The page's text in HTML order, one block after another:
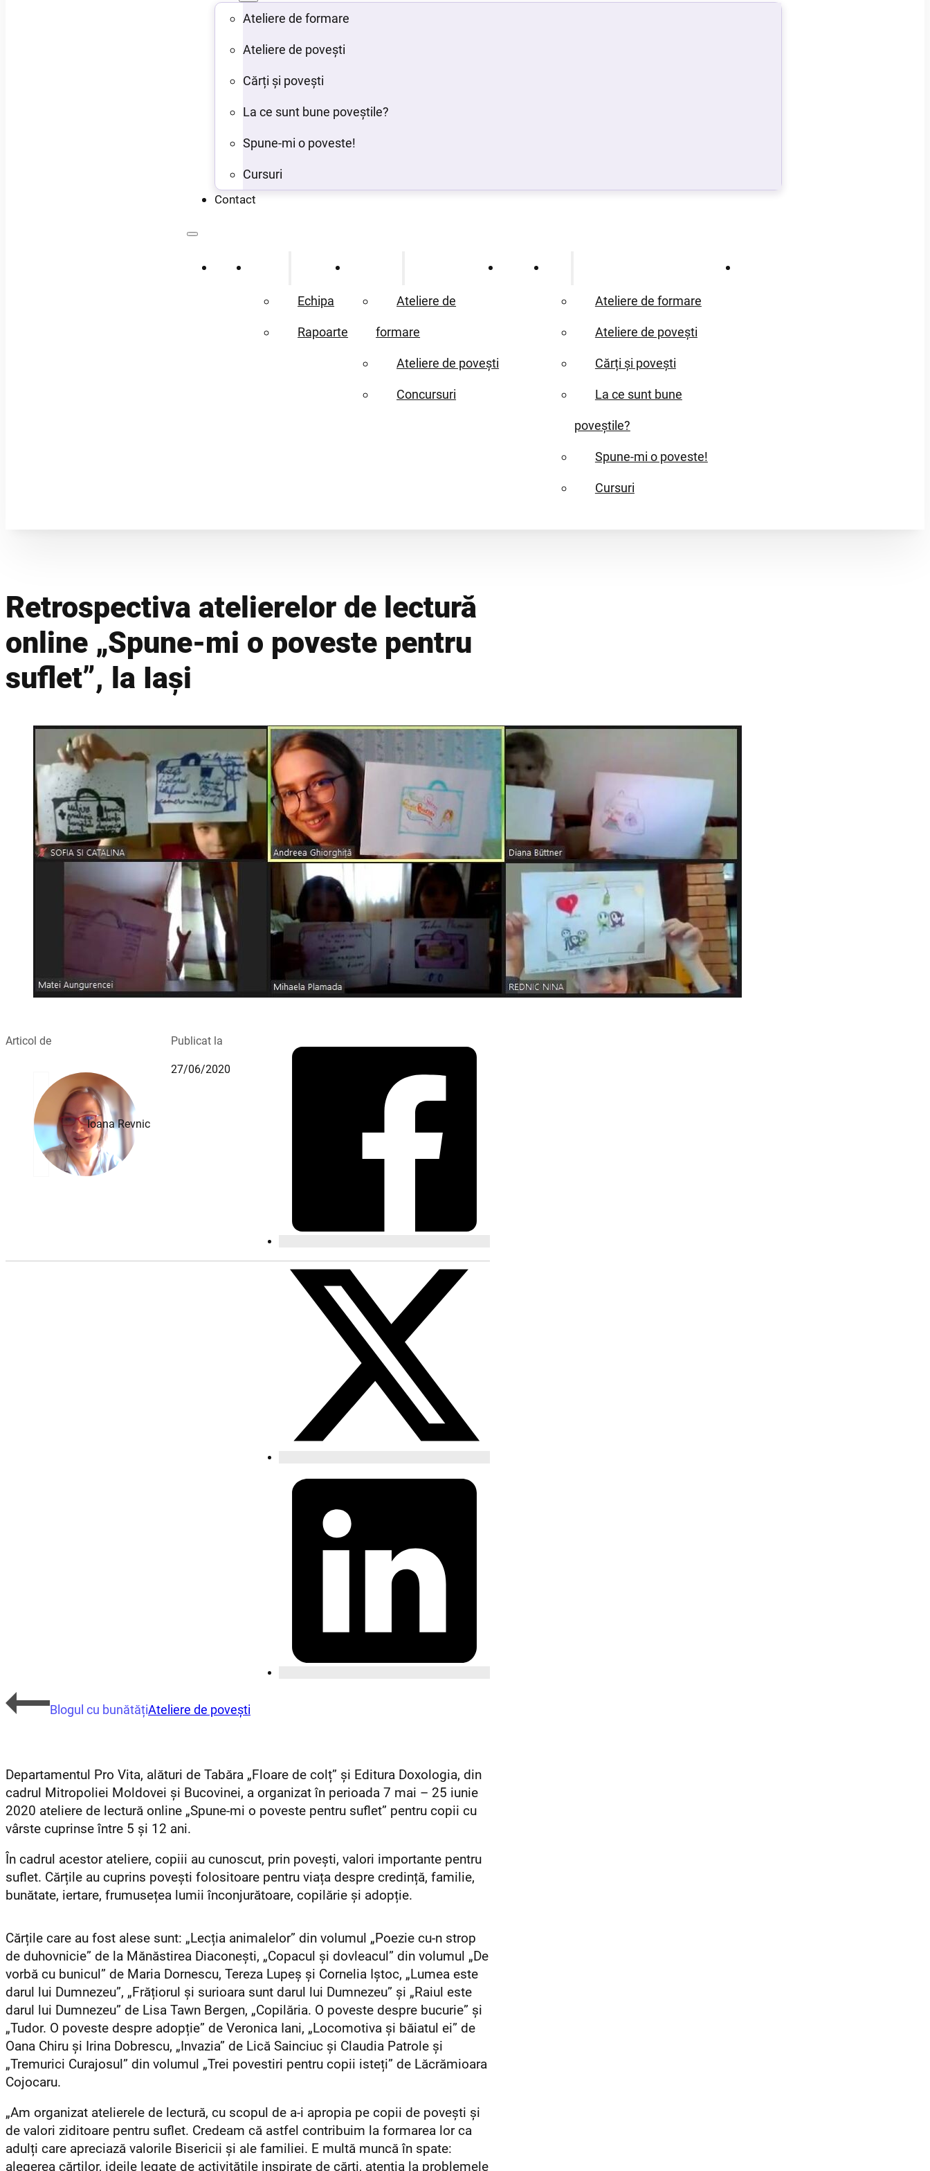
Ateliere de formare
Ateliere de povești
Cărți și povești
La ce sunt bune poveștile?
Spune-mi o poveste!
Cursuri
Contact
Acasă
Echipa
Rapoarte
Ateliere de
formare
Ateliere de povești
Concursuri
Proiecte
Ateliere de formare
Ateliere de povești
Cărți și povești
La ce sunt bune
poveștile?
Spune-mi o poveste!
Cursuri
Retrospectiva atelierelor de lectură
online „Spune-mi o poveste pentru
suflet”, la Iași
Articol de
Ioana Revnic
Publicat la
27/06/2020
Blogul cu bunătățiAteliere de povești
Departamentul Pro Vita, alături de Tabăra „Floare de colț” și Editura Doxologia, din
cadrul Mitropoliei Moldovei și Bucovinei, a organizat în perioada 7 mai – 25 iunie
2020 ateliere de lectură online „Spune-mi o poveste pentru suflet” pentru copii cu
vârste cuprinse între 5 și 12 ani.
În cadrul acestor ateliere, copiii au cunoscut, prin povești, valori importante pentru
suflet. Cărțile au cuprins povești folositoare pentru viața despre credință, familie,
bunătate, iertare, frumusețea lumii înconjurătoare, copilărie și adopție.
Cărțile care au fost alese sunt: „Lecția animalelor” din volumul „Poezie cu-n strop
de duhovnicie” de la Mănăstirea Diaconești, „Copacul și dovleacul” din volumul „De
vorbă cu bunicul” de Maria Dornescu, Tereza Lupeș și Cornelia Iștoc, „Lumea este
darul lui Dumnezeu”, „Frățiorul și surioara sunt darul lui Dumnezeu” și „Raiul este
darul lui Dumnezeu” de Lisa Tawn Bergen, „Copilăria. O poveste despre bucurie” și
„Tudor. O poveste despre adopție” de Veronica Iani, „Locomotiva și băiatul ei” de
Oana Chiru și Irina Dobrescu, „Invazia” de Lică Sainciuc și Claudia Patrole și
„Tremurici Curajosul” din volumul „Trei povestiri pentru copii isteți” de Lăcrămioara
Cojocaru.
„Am organizat atelierele de lectură, cu scopul de a-i apropia pe copii de povești și
de valori ziditoare pentru suflet. Credeam că astfel contribuim la formarea lor ca
adulți care apreciază valorile Bisericii și ale familiei. E multă muncă în spate:
alegerea cărților, ideile legate de activitățile inspirate de cărți, atenția la problemele